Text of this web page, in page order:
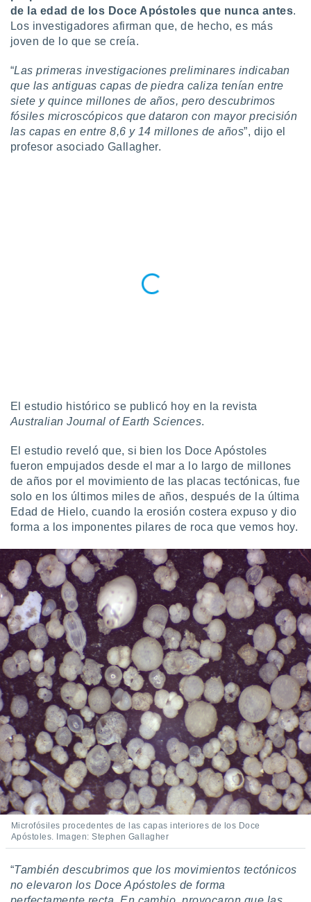
e
publicidad
publicidad
de
de la edad de los Doce Apóstoles que nunca antes.
Los investigadores afirman que, de hecho, es más
joven de lo que se creía.
“Las primeras investigaciones preliminares indicaban
que las antiguas capas de piedra caliza tenían entre
siete y quince millones de años, pero descubrimos
fósiles microscópicos que dataron con mayor precisión
las capas en entre 8,6 y 14 millones de años”, dijo el
profesor asociado Gallagher.
El estudio histórico se publicó hoy en la revista
Australian Journal of Earth Sciences.
El estudio reveló que, si bien los Doce Apóstoles
fueron empujados desde el mar a lo largo de millones
de años por el movimiento de las placas tectónicas, fue
solo en los últimos miles de años, después de la última
Edad de Hielo, cuando la erosión costera expuso y dio
forma a los imponentes pilares de roca que vemos hoy.
Microfósiles procedentes de las capas interiores de los Doce
Apóstoles. Imagen: Stephen Gallagher
“También descubrimos que los movimientos tectónicos
no elevaron los Doce Apóstoles de forma